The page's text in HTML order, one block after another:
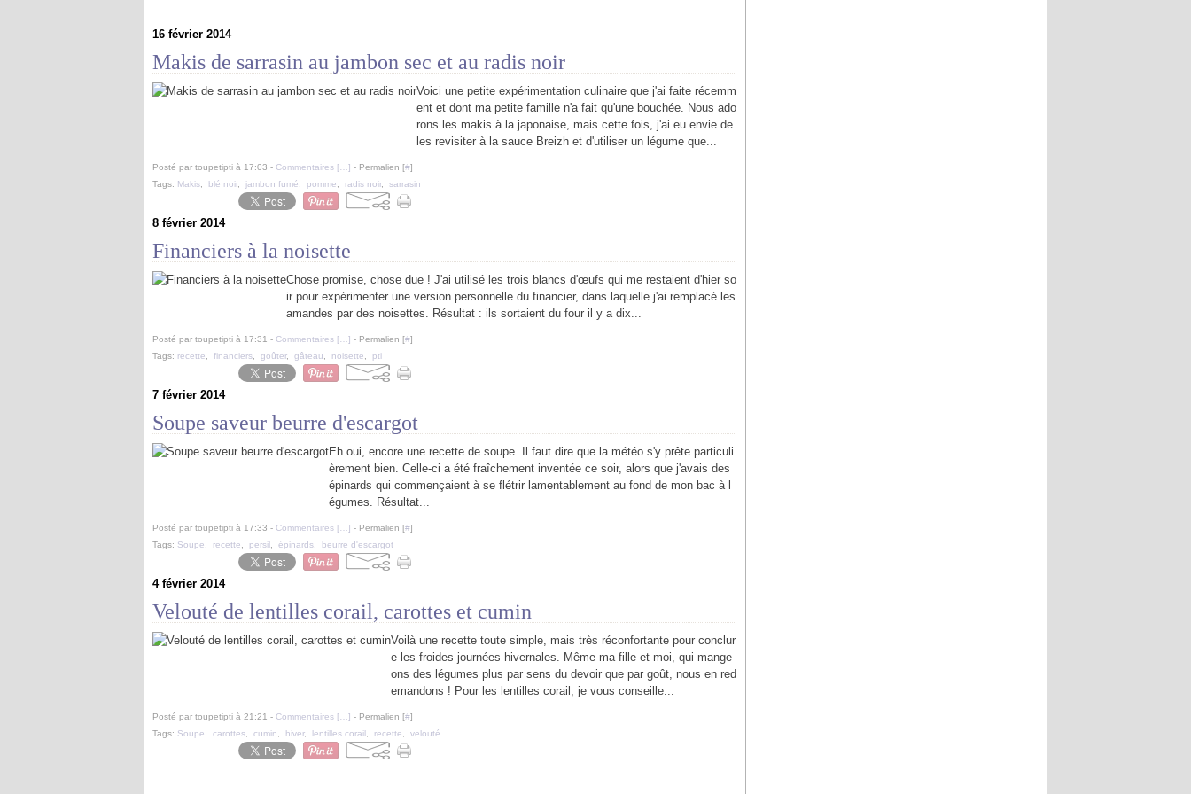
16 février 2014
Makis de sarrasin au jambon sec et au radis noir
Voici une petite expérimentation culinaire que j'ai faite récemm
ent et dont ma petite famille n'a fait qu'une bouchée. Nous ado
rons les makis à la japonaise, mais cette fois, j'ai eu envie de
les revisiter à la sauce Breizh et d'utiliser un légume que...
Posté par toupetipti à 17:03 - Commentaires [ ] - Permalien [#]
Tags: Makis blé noir, jambon fumé pomme radis noir, sarrasin
8 février 2014
Financiers à la noisette
Chose promise, chose due ! J'ai utilisé les trois blancs d'œufs qui me restaient d'hier so
ir pour expérimenter une version personnelle du financier, dans laquelle j'ai remplacé les
amandes par des noisettes. Résultat : ils sortaient du four il y a dix...
Posté par toupetipti à 17:31 - Commentaires [ ] - Permalien [#]
Tags: recette financiers goûter, gâteau noisette pti
7 février 2014
Soupe saveur beurre d'escargot
Eh oui, encore une recette de soupe. Il faut dire que la météo s'y prête particuli
èrement bien. Celle-ci a été fraîchement inventée ce soir, alors que j'avais des
épinards qui commençaient à se flétrir lamentablement au fond de mon bac à l
égumes. Résultat...
Posté par toupetipti à 17:33 - Commentaires [ ] - Permalien [#]
Tags: Soupe recette persil épinards beurre d'escargot
4 février 2014
Velouté de lentilles corail, carottes et cumin
Voilà une recette toute simple, mais très réconfortante pour conclur
e les froides journées hivernales. Même ma fille et moi, qui mange
ons des légumes plus par sens du devoir que par goût, nous en red
emandons ! Pour les lentilles corail, je vous conseille...
Posté par toupetipti à 21:21 - Commentaires [ ] - Permalien [#]
Tags: Soupe carottes cumin hiver, lentilles corail recette velouté